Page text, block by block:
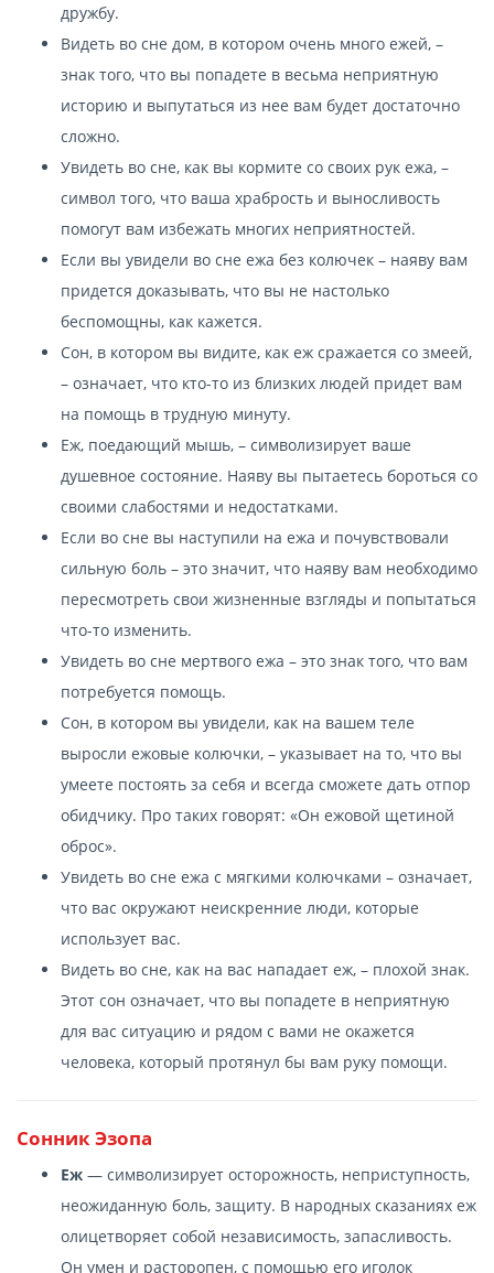
дружбу.
Видеть во сне дом, в котором очень много ежей, –
знак того, что вы попадете в весьма неприятную
историю и выпутаться из нее вам будет достаточно
сложно.
Увидеть во сне, как вы кормите со своих рук ежа, –
символ того, что ваша храбрость и выносливость
помогут вам избежать многих неприятностей.
Если вы увидели во сне ежа без колючек – наяву вам
придется доказывать, что вы не настолько
беспомощны, как кажется.
Сон, в котором вы видите, как еж сражается со змеей,
– означает, что кто-то из близких людей придет вам
на помощь в трудную минуту.
Еж, поедающий мышь, – символизирует ваше
душевное состояние. Наяву вы пытаетесь бороться со
своими слабостями и недостатками.
Если во сне вы наступили на ежа и почувствовали
сильную боль – это значит, что наяву вам необходимо
пересмотреть свои жизненные взгляды и попытаться
что-то изменить.
Увидеть во сне мертвого ежа – это знак того, что вам
потребуется помощь.
Сон, в котором вы увидели, как на вашем теле
выросли ежовые колючки, – указывает на то, что вы
умеете постоять за себя и всегда сможете дать отпор
обидчику. Про таких говорят: «Он ежовой щетиной
оброс».
Увидеть во сне ежа с мягкими колючками – означает,
что вас окружают неискренние люди, которые
использует вас.
Видеть во сне, как на вас нападает еж, – плохой знак.
Этот сон означает, что вы попадете в неприятную
для вас ситуацию и рядом с вами не окажется
человека, который протянул бы вам руку помощи.
Сонник Эзопа
Еж — символизирует осторожность, неприступность,
неожиданную боль, защиту. В народных сказаниях еж
олицетворяет собой независимость, запасливость.
Он умен и расторопен, с помощью его иголок